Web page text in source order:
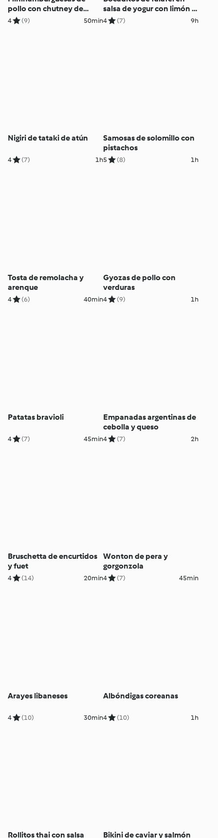
pollo con chutney de
beicon
4 (9) 50min
salsa de yogur con limón y
eneldo
4 (7) 9h
Nigiri de tataki de atún
4 (7) 1h
Samosas de solomillo con
pistachos
5 (8) 1h
Tosta de remolacha y
arenque
4 (6) 40min
Gyozas de pollo con
verduras
4 (9) 1h
Patatas bravioli
4 (7) 45min
Empanadas argentinas de
cebolla y queso
4 (7) 2h
Bruschetta de encurtidos
y fuet
4 (14) 20min
Wonton de pera y
gorgonzola
4 (7) 45min
Arayes libaneses
4 (10) 30min
Albóndigas coreanas
4 (10) 1h
Rollitos thai con salsa Bikini de caviar y salmón